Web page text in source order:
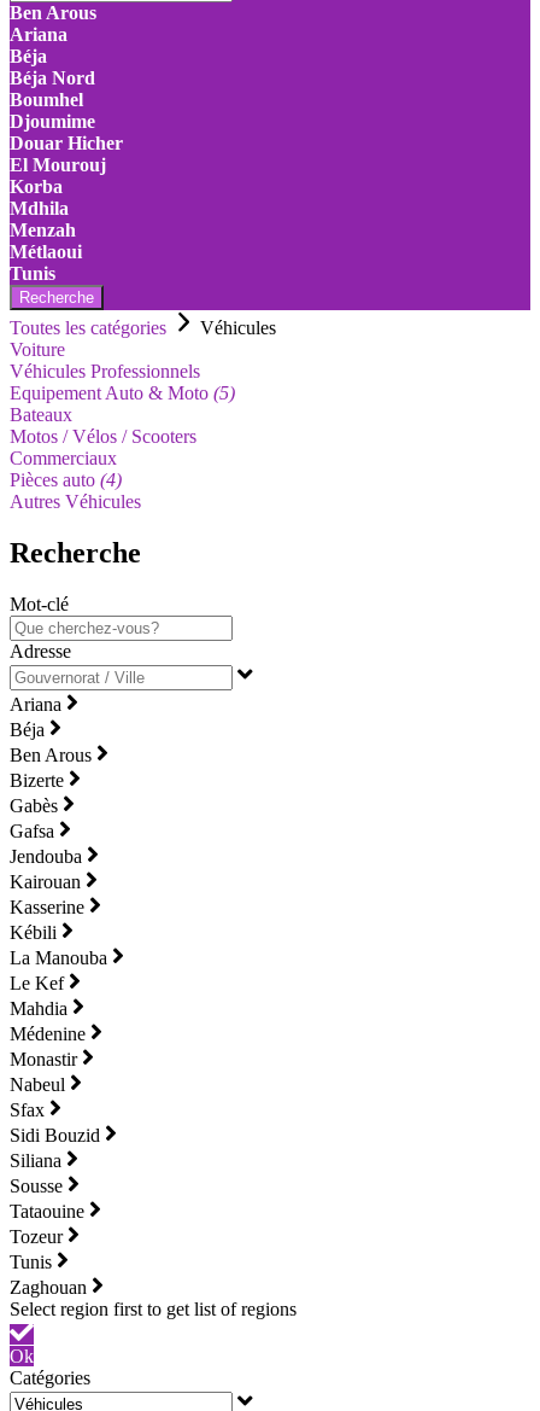
Ben Arous
Ariana
Béja
Béja Nord
Boumhel
Djoumime
Douar Hicher
El Mourouj
Korba
Mdhila
Menzah
Métlaoui
Tunis
Recherche
Toutes les catégories
Véhicules
Voiture
Véhicules Professionnels
Equipement Auto & Moto (5)
Bateaux
Motos / Vélos / Scooters
Commerciaux
Pièces auto (4)
Autres Véhicules
Recherche
Mot-clé
Adresse
Ariana
Béja
Ben Arous
Bizerte
Gabès
Gafsa
Jendouba
Kairouan
Kasserine
Kébili
La Manouba
Le Kef
Mahdia
Médenine
Monastir
Nabeul
Sfax
Sidi Bouzid
Siliana
Sousse
Tataouine
Tozeur
Tunis
Zaghouan
Ok
Catégories